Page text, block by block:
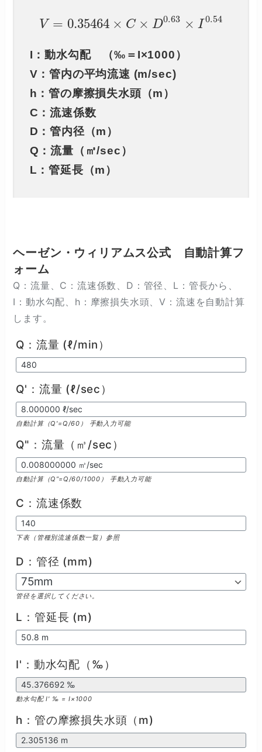
V = 0.35464 × C × D0.63 × I 0.54
I：動水勾配 （‰＝I×1000 ）
V：管内の平均流速 (m/sec)
h：管の摩擦損失水頭（m）
C：流速係数
D：管内径（m）
Q：流量（㎥/sec）
L：管延長（m）
ヘーゼン・ウィリアムス公式 自動計算フ
ォーム
Q：流量、C：流速係数、D：管径、L：管長から、
I：動水勾配、h：摩擦損失水頭、V：流速を自動計算
します。
Q：流量 (ℓ/min）
Q'：流量 (ℓ/sec）
自動計算（Q'=Q/60） 手動入力可能
Q"：流量（㎥/sec）
自動計算（Q”=Q/60/1000） 手動入力可能
C：流速係数
下表（管種別流速係数一覧）参照
D：管径 (mm)
管径を選択してください。
L：管延長 (m)
I'：動水勾配（‰）
動水勾配 I' ‰ = I×1000
h：管の摩擦損失水頭（m)